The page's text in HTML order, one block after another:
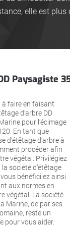
elle est
Paysagiste
à faire en faisant
d’arbre DD
pour l’écimage
En tant que
d’étêtage d’arbre à
procéder afin
végétal. Privilégiez
société d’étêtage
bénéficiiez ainsi
aux normes en
végétal. La société
Marine, de par ses
reste un
pour vous aider.